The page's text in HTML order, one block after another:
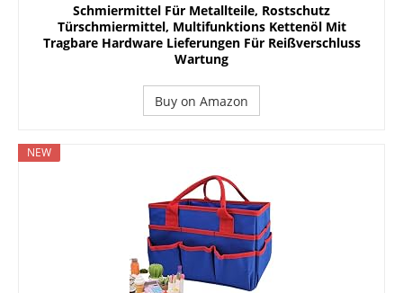
Schmiermittel Für Metallteile, Rostschutz
Türschmiermittel, Multifunktions Kettenöl Mit
Tragbare Hardware Lieferungen Für Reißverschluss
Wartung
Buy on Amazon
NEW